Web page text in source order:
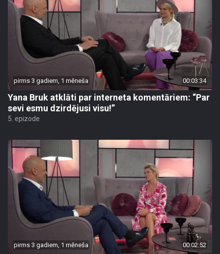
pirms 3 gadiem, 1 mēneša 00:03:34
Yana Bruk atklāti par interneta komentāriem: “Par
sevi esmu dzirdējusi visu!”
5. epizode
pirms 3 gadiem, 1 mēneša 00:02:52